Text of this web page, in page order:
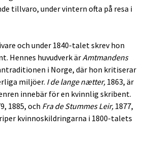
tillvaro, under vintern ofta på resa i
och under 1840-talet skrev hon
Hennes huvudverk ärAmtmandens
i Norge, där hon kritiserar
miljöer. I de lange nætter, 1863, är
innebär för en kvinnlig skribent.
1885, och Fra de Stummes Leir, 1877,
kvinnoskildringarna i 1800-talets